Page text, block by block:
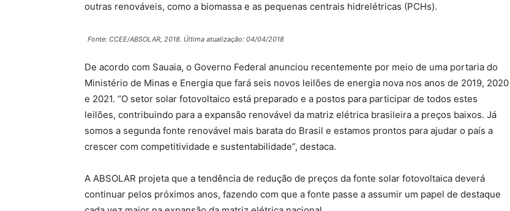
outras renováveis, como a biomassa e as pequenas centrais hidrelétricas (PCHs).
Fonte: CCEE/ABSOLAR, 2018. Última atualização: 04/04/2018
De acordo com Sauaia, o Governo Federal anunciou recentemente por meio de uma portaria do
Ministério de Minas e Energia que fará seis novos leilões de energia nova nos anos de 2019, 2020
e 2021. “O setor solar fotovoltaico está preparado e a postos para participar de todos estes
leilões, contribuindo para a expansão renovável da matriz elétrica brasileira a preços baixos. Já
somos a segunda fonte renovável mais barata do Brasil e estamos prontos para ajudar o país a
crescer com competitividade e sustentabilidade”, destaca.
A ABSOLAR projeta que a tendência de redução de preços da fonte solar fotovoltaica deverá
continuar pelos próximos anos, fazendo com que a fonte passe a assumir um papel de destaque